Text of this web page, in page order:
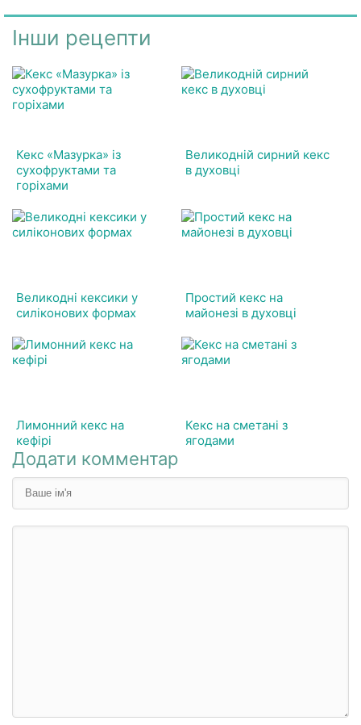
Інши рецепти
Кекс «Мазурка» із
сухофруктами та
горіхами
Великодній сирний кекс
в духовці
Великодні кексики у
силіконових формах
Простий кекс на
майонезі в духовці
Лимонний кекс на
кефірі
Кекс на сметані з
ягодами
Додати комментар